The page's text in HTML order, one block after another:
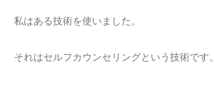
私はある技術を使いました。
それはセルフカウンセリングという技術です。